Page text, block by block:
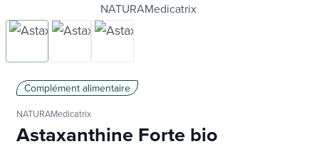
Complément alimentaire
NATURAMedicatrix
Astaxanthine Forte bio